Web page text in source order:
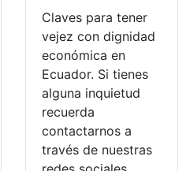
Claves para tener
vejez con dignidad
económica en
Ecuador. Si tienes
alguna inquietud
recuerda
contactarnos a
través de nuestras